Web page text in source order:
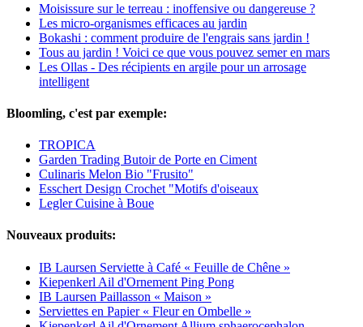
Moisissure sur le terreau : inoffensive ou dangereuse ?
Les micro-organismes efficaces au jardin
Bokashi : comment produire de l'engrais sans jardin !
Tous au jardin ! Voici ce que vous pouvez semer en mars
Les Ollas - Des récipients en argile pour un arrosage
intelligent
Bloomling, c'est par exemple:
TROPICA
Garden Trading Butoir de Porte en Ciment
Culinaris Melon Bio "Frusito"
Esschert Design Crochet "Motifs d'oiseaux
Legler Cuisine à Boue
Nouveaux produits:
IB Laursen Serviette à Café « Feuille de Chêne »
Kiepenkerl Ail d'Ornement Ping Pong
IB Laursen Paillasson « Maison »
Serviettes en Papier « Fleur en Ombelle »